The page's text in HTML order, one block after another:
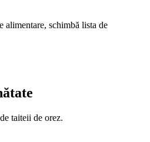
alimentare, schimbă lista de
taiteii de orez.